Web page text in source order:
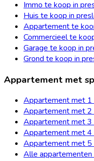
Immo te koop in
Huis te koop in
Appartement te
Commercieel te
Garage te koop in
Grond te koop in
Appartement met
Appartement met 1
Appartement met 2
Appartement met 3
Appartement met 4
Appartement met 5
Alle appartementen